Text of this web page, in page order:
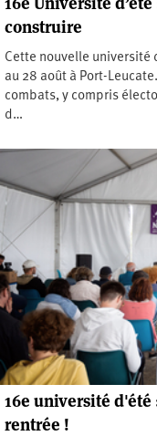
construire
Cette nouvelle université
au 28 août à Port-
combats, y compris
d…
16e université
rentrée !